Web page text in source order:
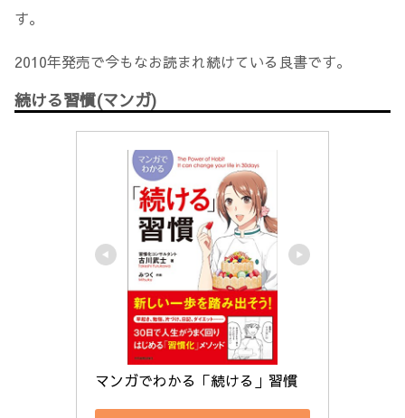
す。
2010年発売で今もなお読まれ続けている良書です。
続ける習慣(マンガ)
マンガでわかる「続ける」習慣